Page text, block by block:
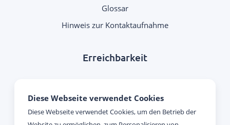
Diese Webseite verwendet Cookies
Diese Webseite verwendet Cookies, um den Betrieb der
Glossar
Hinweis zur Kontaktaufnahme
Erreichbarkeit
09:00 Uhr - 17:00 Uhr